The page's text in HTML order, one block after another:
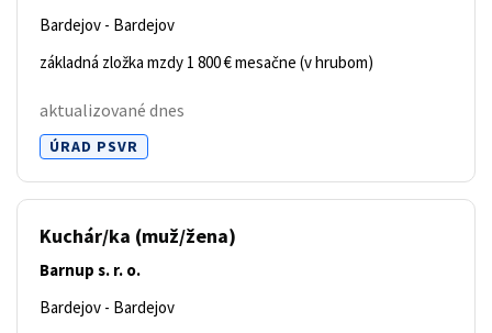
Bardejov - Bardejov
základná zložka mzdy 1 800 € mesačne (v hrubom)
aktualizované dnes
ÚRAD PSVR
Kuchár/ka (muž/žena)
Barnup s. r. o.
Bardejov - Bardejov